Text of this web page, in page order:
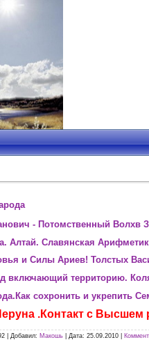
- Потомственный Волхв
Алтай. Славянская
и Силы Ариев! Толстых
включающий территорию.
сохронить и укрепить
.Контакт с Высшем
Добавил: Макошь Дата: 25.09.2010